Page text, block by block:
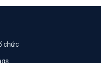
chức